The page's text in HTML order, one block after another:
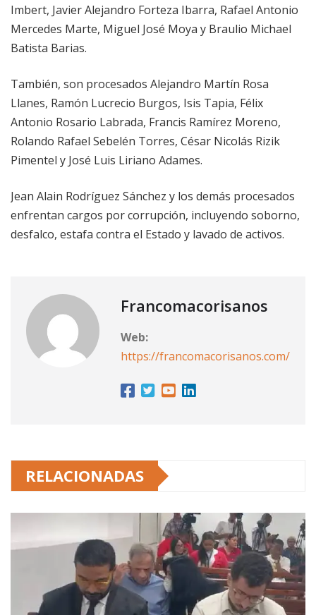
Imbert, Javier Alejandro Forteza Ibarra, Rafael Antonio
Mercedes Marte, Miguel José Moya y Braulio Michael
Batista Barias.
También, son procesados Alejandro Martín Rosa
Llanes, Ramón Lucrecio Burgos, Isis Tapia, Félix
Antonio Rosario Labrada, Francis Ramírez Moreno,
Rolando Rafael Sebelén Torres, César Nicolás Rizik
Pimentel y José Luis Liriano Adames.
Jean Alain Rodríguez Sánchez y los demás procesados
enfrentan cargos por corrupción, incluyendo soborno,
desfalco, estafa contra el Estado y lavado de activos.
Francomacorisanos
Web:
https://francomacorisanos.com/
RELACIONADAS